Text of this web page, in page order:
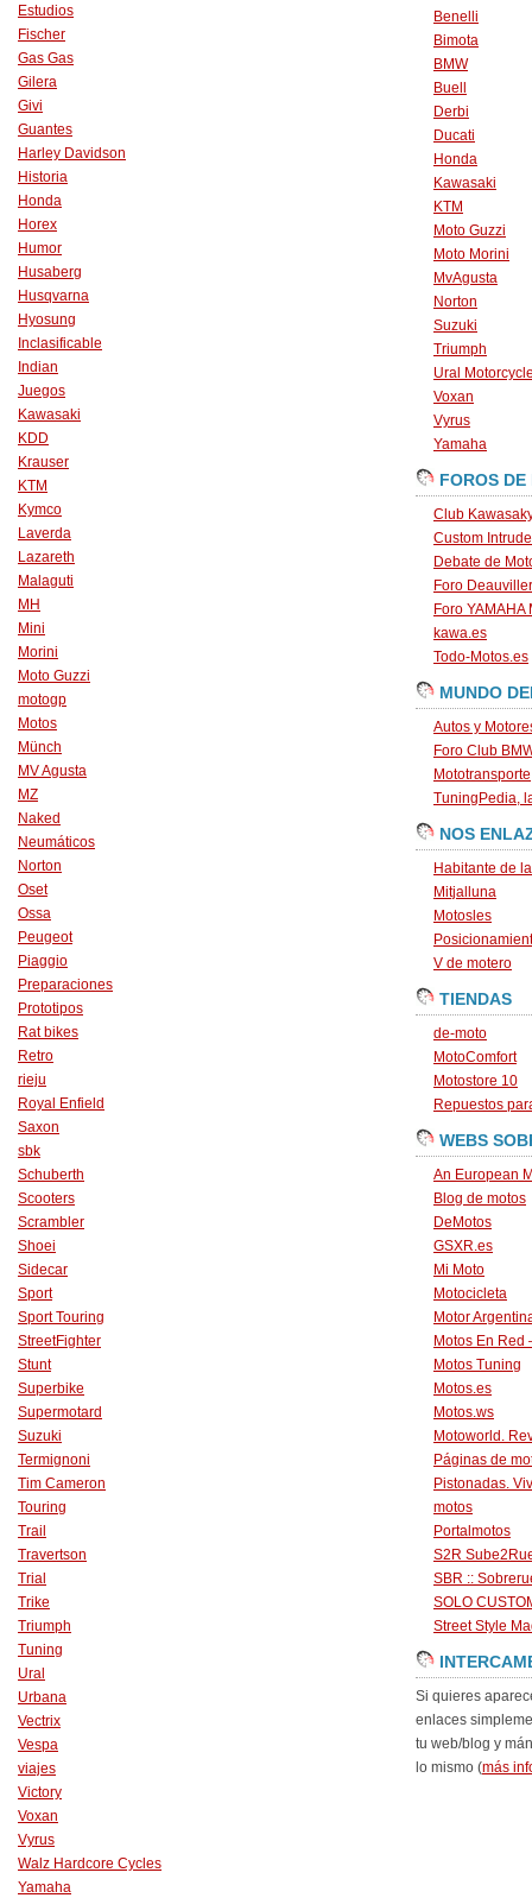
Estudios
Fischer
Gas Gas
Gilera
Givi
Guantes
Harley Davidson
Historia
Honda
Horex
Humor
Husaberg
Husqvarna
Hyosung
Inclasificable
Indian
Juegos
Kawasaki
KDD
Krauser
KTM
Kymco
Laverda
Lazareth
Malaguti
MH
Mini
Morini
Moto Guzzi
motogp
Motos
Münch
MV Agusta
MZ
Naked
Neumáticos
Norton
Oset
Ossa
Peugeot
Piaggio
Preparaciones
Prototipos
Rat bikes
Retro
rieju
Royal Enfield
Saxon
sbk
Schuberth
Scooters
Scrambler
Shoei
Sidecar
Sport
Sport Touring
StreetFighter
Stunt
Superbike
Supermotard
Suzuki
Termignoni
Tim Cameron
Touring
Trail
Travertson
Trial
Trike
Triumph
Tuning
Ural
Urbana
Vectrix
Vespa
viajes
Victory
Voxan
Vyrus
Walz Hardcore Cycles
Yamaha
Benelli
Bimota
BMW
Buell
Derbi
Ducati
Honda
Kawasaki
KTM
Moto Guzzi
Moto Morini
MvAgusta
Norton
Suzuki
Triumph
Ural
Voxan
Vyrus
Yamaha
FOROS DE
Club
Custom
Debate de
Foro
Foro YAMAHA
kawa.es
Todo-Motos.es
MUNDO
Autos y
Foro Club
Mototransporte
TuningPedia,
NOS
Habitante de
Mitjalluna
Motosles
V de motero
TIENDAS
de-moto
MotoComfort
Motostore 10
Repuestos
WEBS
An European
Blog de motos
DeMotos
GSXR.es
Mi Moto
Motocicleta
Motor
Motos En Red
Motos Tuning
Motos.es
Motos.ws
Motoworld.
Páginas de
Pistonadas.
motos
Portalmotos
S2R
SBR ::
SOLO
Street Style
Si quieres
enlaces
tu web/blog y
lo mismo (más